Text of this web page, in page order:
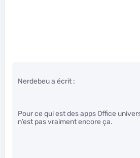
Nerdebeu a écrit :
Pour ce qui est des apps Office
n’est pas vraiment encore ça.